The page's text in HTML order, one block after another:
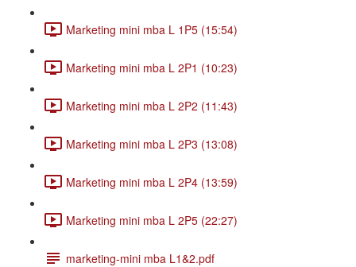
Marketing mini mba L 1P5 (15:54)
Marketing mini mba L 2P1 (10:23)
Marketing mini mba L 2P2 (11:43)
Marketing mini mba L 2P3 (13:08)
Marketing mini mba L 2P4 (13:59)
Marketing mini mba L 2P5 (22:27)
marketing-mini mba L1&2.pdf